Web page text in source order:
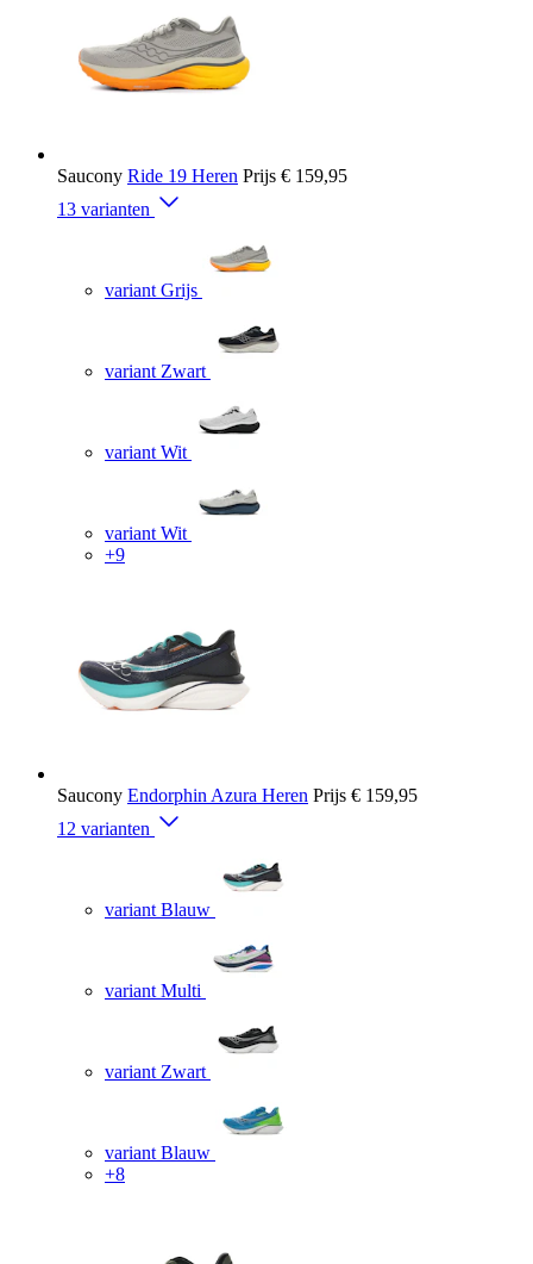
Saucony Ride 19 Heren Prijs € 159,95
13 varianten
variant Grijs
variant Zwart
variant Wit
variant Wit
+9
Saucony Endorphin Azura Heren Prijs € 159,95
12 varianten
variant Blauw
variant Multi
variant Zwart
variant Blauw
+8